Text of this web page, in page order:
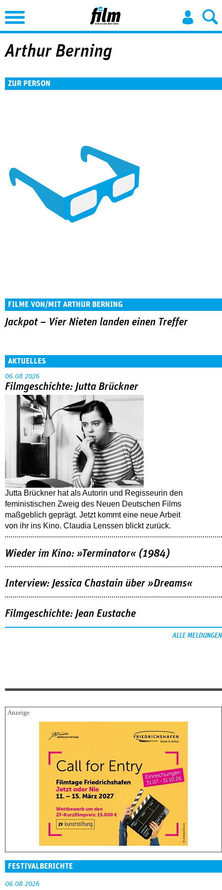
Jump to Navigation
Arthur Berning
ZUR PERSON
FILME VON/MIT ARTHUR BERNING
Jackpot – Vier Nieten landen einen Treffer
AKTUELLES
06.08.2026
Filmgeschichte: Jutta Brückner
Jutta Brückner hat als Autorin und Regisseurin den
feministischen Zweig des Neuen Deutschen Films
maßgeblich geprägt. Jetzt kommt eine neue Arbeit
von ihr ins Kino. Claudia Lenssen blickt zurück.
Wieder im Kino: »Terminator« (1984)
Interview: Jessica Chastain über »Dreams«
Filmgeschichte: Jean Eustache
ALLE MELDUNGEN
FESTIVALBERICHTE
06.08.2026